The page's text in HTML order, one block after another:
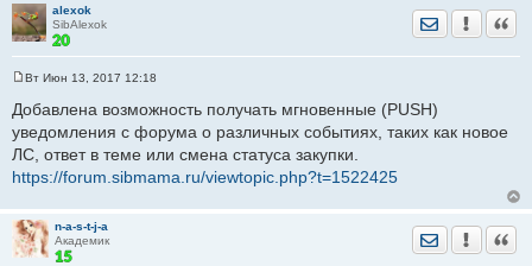
alexok
SibAlexok
Отправить
о
б
е
н
Вт Июн 13, 2017 12:18
Добавлена возможность получать мгновенные (PUSH)
уведомления с форума о различных событиях, таких как новое
ЛС, ответ в теме или смена статуса закупки.
https://forum.sibmama.ru/viewtopic.php?t=1522425
n-a-s-t-j-a
Академик
Отправить